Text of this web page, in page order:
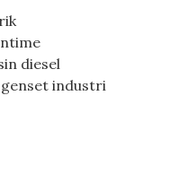
diesel
industri